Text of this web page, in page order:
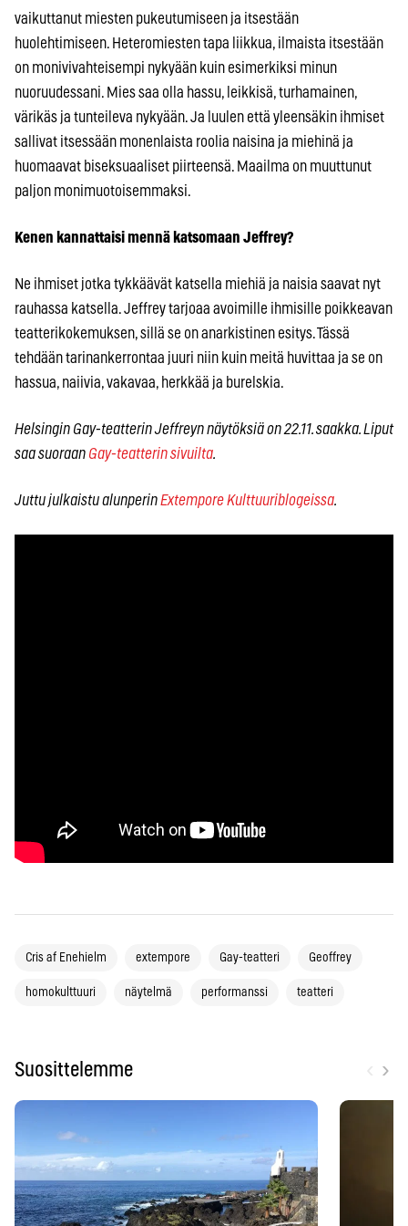
vaikuttanut miesten pukeutumiseen ja itsestään
huolehtimiseen. Heteromiesten tapa liikkua, ilmaista itsestään
on monivivahteisempi nykyään kuin esimerkiksi minun
nuoruudessani. Mies saa olla hassu, leikkisä, turhamainen,
värikäs ja tunteileva nykyään. Ja luulen että yleensäkin ihmiset
sallivat itsessään monenlaista roolia naisina ja miehinä ja
huomaavat biseksuaaliset piirteensä. Maailma on muuttunut
paljon monimuotoisemmaksi.
Kenen kannattaisi mennä katsomaan Jeffrey?
Ne ihmiset jotka tykkäävät katsella miehiä ja naisia saavat nyt
rauhassa katsella. Jeffrey tarjoaa avoimille ihmisille poikkeavan
teatterikokemuksen, sillä se on anarkistinen esitys. Tässä
tehdään tarinankerrontaa juuri niin kuin meitä huvittaa ja se on
hassua, naiivia, vakavaa, herkkää ja burelskia.
Helsingin Gay-teatterin Jeffreyn näytöksiä on 22.11. saakka. Liput
saa suoraan Gay-teatterin sivuilta.
Juttu julkaistu alunperinExtempore Kulttuuriblogeissa.
Cris af Enehielm extempore Gay-teatteri Geoffrey
homokulttuuri näytelmä performanssi teatteri
Suosittelemme ›